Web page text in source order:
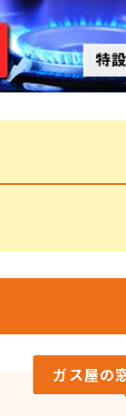
ガス屋の